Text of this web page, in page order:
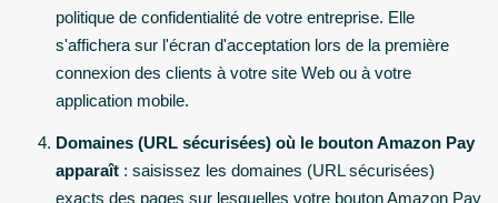
politique de confidentialité de votre entreprise. Elle
s'affichera sur l'écran d'acceptation lors de la première
connexion des clients à votre site Web ou à votre
application mobile.
Domaines (URL sécurisées) où le bouton Amazon Pay
apparaît : saisissez les domaines (URL sécurisées)
exacts des pages sur lesquelles votre bouton Amazon Pay